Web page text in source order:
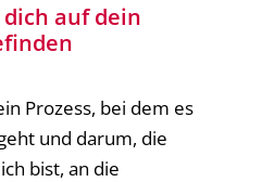
auf dein
Prozess, bei dem es
und darum, die
bist, an die